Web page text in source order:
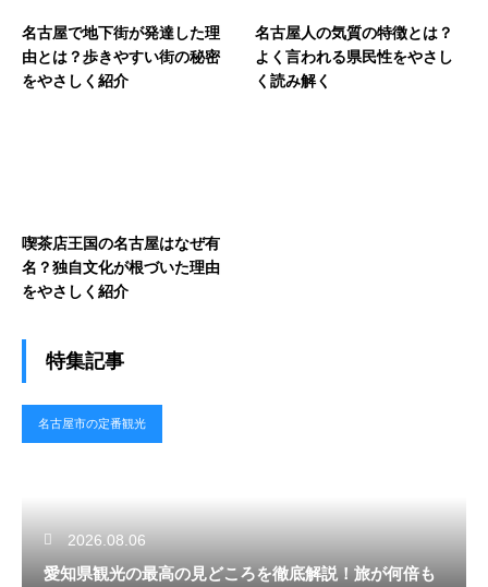
名古屋で地下街が発達した理
由とは？歩きやすい街の秘密
をやさしく紹介
名古屋人の気質の特徴とは？
よく言われる県民性をやさし
く読み解く
喫茶店王国の名古屋はなぜ有
名？独自文化が根づいた理由
をやさしく紹介
特集記事
名古屋市の定番観光
2026.08.06
愛知県観光の最高の見どころを徹底解説！旅が何倍も